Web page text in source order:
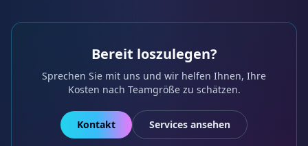
Bereit loszulegen?
Sprechen Sie mit uns und wir helfen Ihnen, Ihre
Kosten nach Teamgröße zu schätzen.
Kontakt Services ansehen